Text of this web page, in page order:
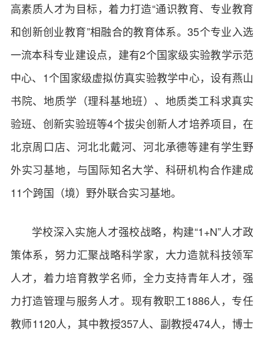
高素质人才为目标，着力打造“通识教育、专业教育
和创新创业教育”相融合的教育体系。35个专业入选
一流本科专业建设点，建有2个国家级实验教学示范
中心、1个国家级虚拟仿真实验教学中心，设有燕山
书院、地质学（理科基地班）、地质类工科求真实
验班、创新实验班等4个拔尖创新人才培养项目，在
北京周口店、河北北戴河、河北承德等建有学生野
外实习基地，与国际知名大学、科研机构合作建成
11个跨国（境）野外联合实习基地。
学校深入实施人才强校战略，构建“1+N”人才政
策体系，努力汇聚战略科学家，大力造就科技领军
人才，着力培育教学名师，全力支持青年人才，强
力打造管理与服务人才。现有教职工1886人，专任
教师1120人，其中教授357人、副教授474人，博士